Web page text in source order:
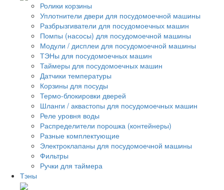
Ролики корзины
Уплотнители двери для посудомоечной машины
Разбрызгиватели для посудомоечных машин
Помпы (насосы) для посудомоечной машины
Модули / дисплеи для посудомоечной машины
ТЭНы для посудомоечных машин
Таймеры для посудомоечных машин
Датчики температуры
Корзины для посуды
Термо-блокировки дверей
Шланги / аквастопы для посудомоечных машин
Реле уровня воды
Распределители порошка (контейнеры)
Разные комплектующие
Электроклапаны для посудомоечной машины
Фильтры
Ручки для таймера
Тэны